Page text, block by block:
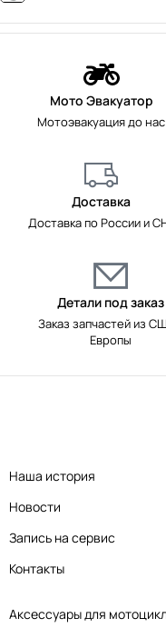
Мото Эвакуатор
Мотоэвакуация до нас
Доставка
Доставка по России и
Детали под заказ
Заказ запчастей из
Европы
Аксессуары для
Наша история
Новости
Запись на сервис
Контакты